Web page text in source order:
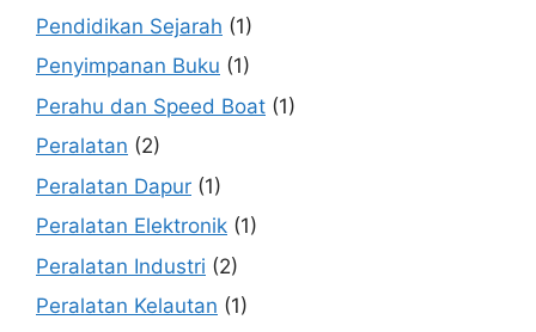
Pendidikan Sejarah (1)
Penyimpanan Buku (1)
Perahu dan Speed Boat (1)
Peralatan (2)
Peralatan Dapur (1)
Peralatan Elektronik (1)
Peralatan Industri (2)
Peralatan Kelautan (1)